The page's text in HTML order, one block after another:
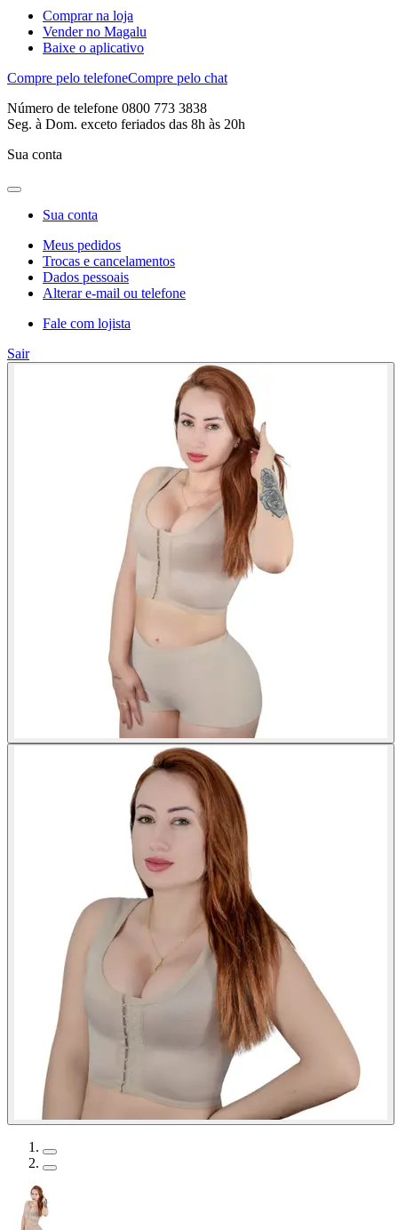
Comprar na loja
Vender no Magalu
Baixe o aplicativo
Compre pelo telefoneCompre pelo chat
Número de telefone 0800 773 3838
Seg. à Dom. exceto feriados das 8h às 20h
Sua conta
Sua conta
Meus pedidos
Trocas e cancelamentos
Dados pessoais
Alterar e-mail ou telefone
Fale com lojista
Sair